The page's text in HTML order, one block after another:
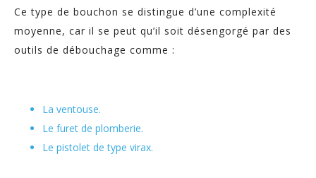
Ce type de bouchon se distingue d’une complexité
moyenne, car il se peut qu’il soit désengorgé par des
outils de débouchage comme :
La ventouse.
Le furet de plomberie.
Le pistolet de type virax.